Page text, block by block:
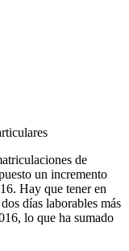
de
un incremento
Hay que tener en
días laborables más
lo que ha sumado